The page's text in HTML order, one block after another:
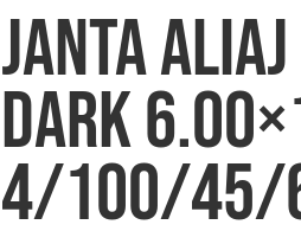
Janta aliaj
dark
4/100/45/